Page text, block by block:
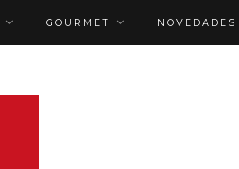
GOURMET NOVEDADES